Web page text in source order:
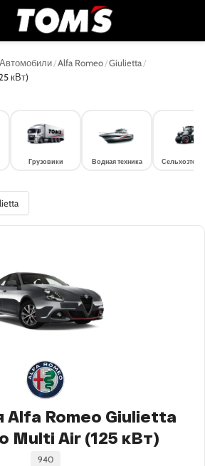
Автомобили/Alfa Romeo/Giulietta/
кВт)
Грузовики Водная техника
Alfa Romeo Giulietta
Multi Air (125 кВт)
940